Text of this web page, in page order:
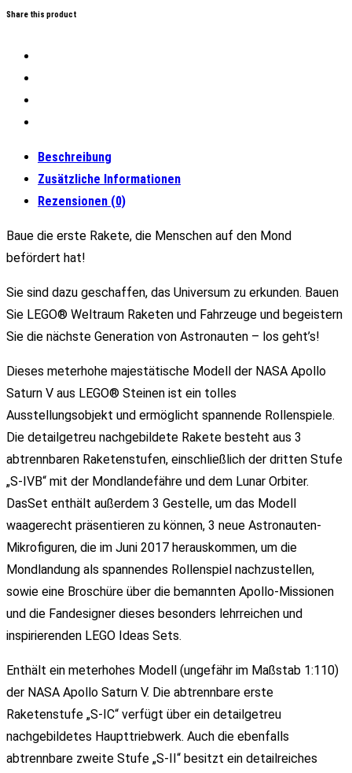
Share this product
Beschreibung
Zusätzliche Informationen
Rezensionen (0)
Baue die erste Rakete, die Menschen auf den Mond
befördert hat!
Sie sind dazu geschaffen, das Universum zu erkunden. Bauen
Sie LEGO® Weltraum Raketen und Fahrzeuge und begeistern
Sie die nächste Generation von Astronauten – los geht’s!
Dieses meterhohe majestätische Modell der NASA Apollo
Saturn V aus LEGO® Steinen ist ein tolles
Ausstellungsobjekt und ermöglicht spannende Rollenspiele.
Die detailgetreu nachgebildete Rakete besteht aus 3
abtrennbaren Raketenstufen, einschließlich der dritten Stufe
„S-IVB“ mit der Mondlandefähre und dem Lunar Orbiter.
DasSet enthält außerdem 3 Gestelle, um das Modell
waagerecht präsentieren zu können, 3 neue Astronauten-
Mikrofiguren, die im Juni 2017 herauskommen, um die
Mondlandung als spannendes Rollenspiel nachzustellen,
sowie eine Broschüre über die bemannten Apollo-Missionen
und die Fandesigner dieses besonders lehrreichen und
inspirierenden LEGO Ideas Sets.
Enthält ein meterhohes Modell (ungefähr im Maßstab 1:110)
der NASA Apollo Saturn V. Die abtrennbare erste
Raketenstufe „S-IC“ verfügt über ein detailgetreu
nachgebildetes Haupttriebwerk. Auch die ebenfalls
abtrennbare zweite Stufe „S-II“ besitzt ein detailreiches